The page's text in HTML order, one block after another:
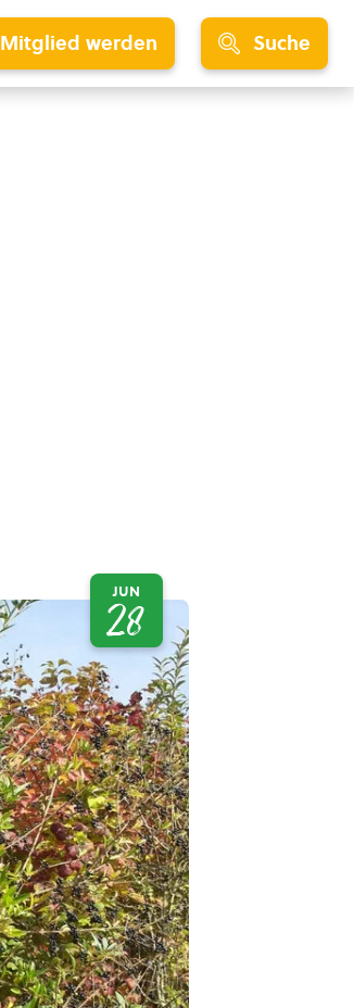
Mitglied werden Suche
JUN
28